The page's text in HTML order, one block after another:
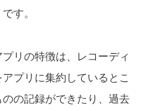
す。
リの特徴は、レコーディ
プリに集約しているとこ
の記録ができたり、過去